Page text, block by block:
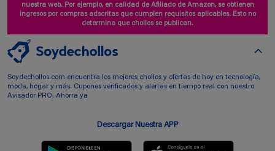
nuestra web. Por ejemplo, en calidad de Afiliado de Amazon, se obtienen
ingresos por compras adscritas que cumplen requisitos aplicables. Esto no
determina que chollos se publican.
Soydechollos.com encuentra los mejores chollos y ofertas de hoy en tecnología,
moda, hogar y más. Cupones verificados y alertas en tiempo real con nuestro
Avisador PRO. Ahorra ya
Descargar Nuestra APP